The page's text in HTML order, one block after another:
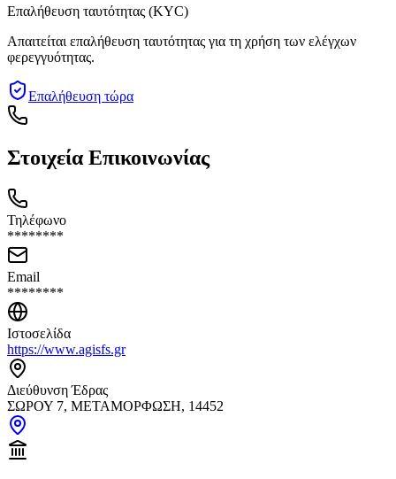
Επαλήθευση ταυτότητας (KYC)
Απαιτείται επαλήθευση ταυτότητας για τη χρήση των ελέγχων
φερεγγυότητας.
Επαλήθευση τώρα
Στοιχεία Επικοινωνίας
Τηλέφωνο
********
Email
********
Ιστοσελίδα
https://www.agisfs.gr
Διεύθυνση Έδρας
ΣΩΡΟΥ 7, ΜΕΤΑΜΟΡΦΩΣΗ, 14452